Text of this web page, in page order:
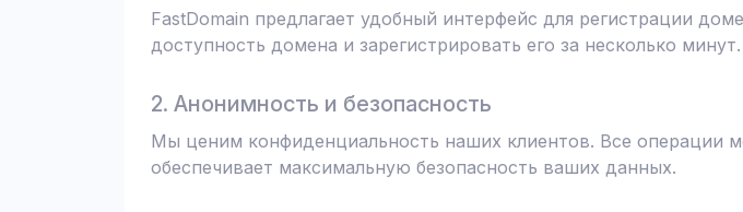
FastDomain предлагает удобный интерфейс для регистрации
доступность домена и зарегистрировать его за несколько минут.
2. Анонимность и безопасность
Мы ценим конфиденциальность наших клиентов. Все операции
обеспечивает максимальную безопасность ваших данных.